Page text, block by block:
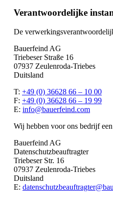
Verantwoordelijke
De
Bauerfeind AG
Triebeser Straße 16
07937 Zeulenroda-Triebes
Duitsland
T: +49 (0) 36628 66 – 10 00
F: +49 (0) 36628 66 – 19 99
E: info@bauerfeind.com
Wij hebben voor ons bedrijf
Bauerfeind AG
Datenschutzbeauftragter
Triebeser Str. 16
07937 Zeulenroda-Triebes
Duitsland
E: